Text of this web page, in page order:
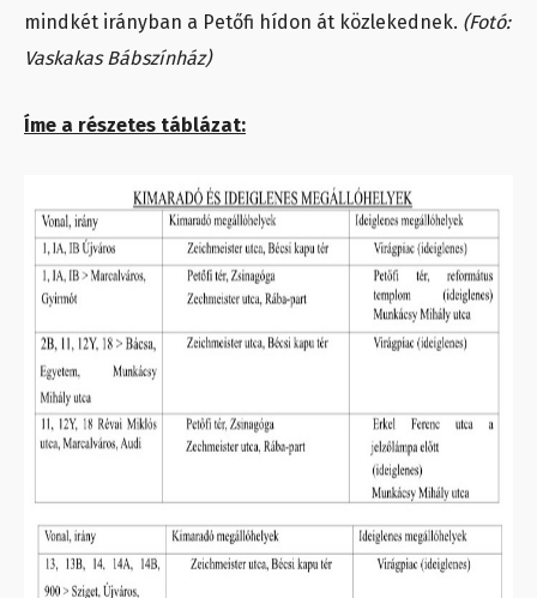
mindkét irányban a Petőfi hídon át közlekednek. (Fotó:
Vaskakas Bábszínház)
Íme a részetes táblázat: